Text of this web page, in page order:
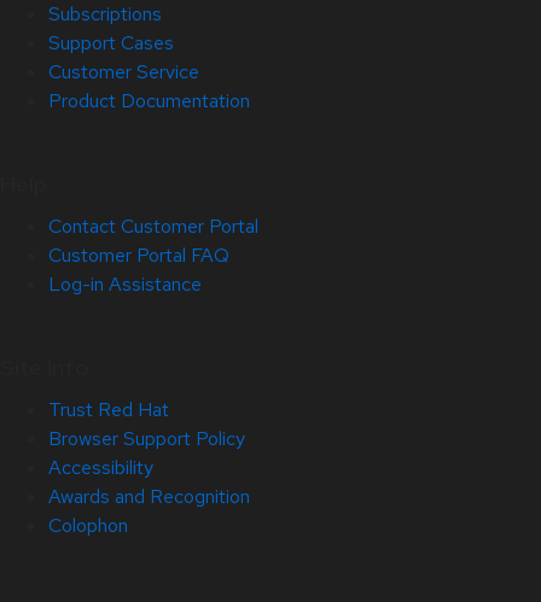
Subscriptions
Support Cases
Customer Service
Product Documentation
Contact Customer Portal
Customer Portal FAQ
Log-in Assistance
Trust Red Hat
Browser Support Policy
Accessibility
Awards and Recognition
Colophon